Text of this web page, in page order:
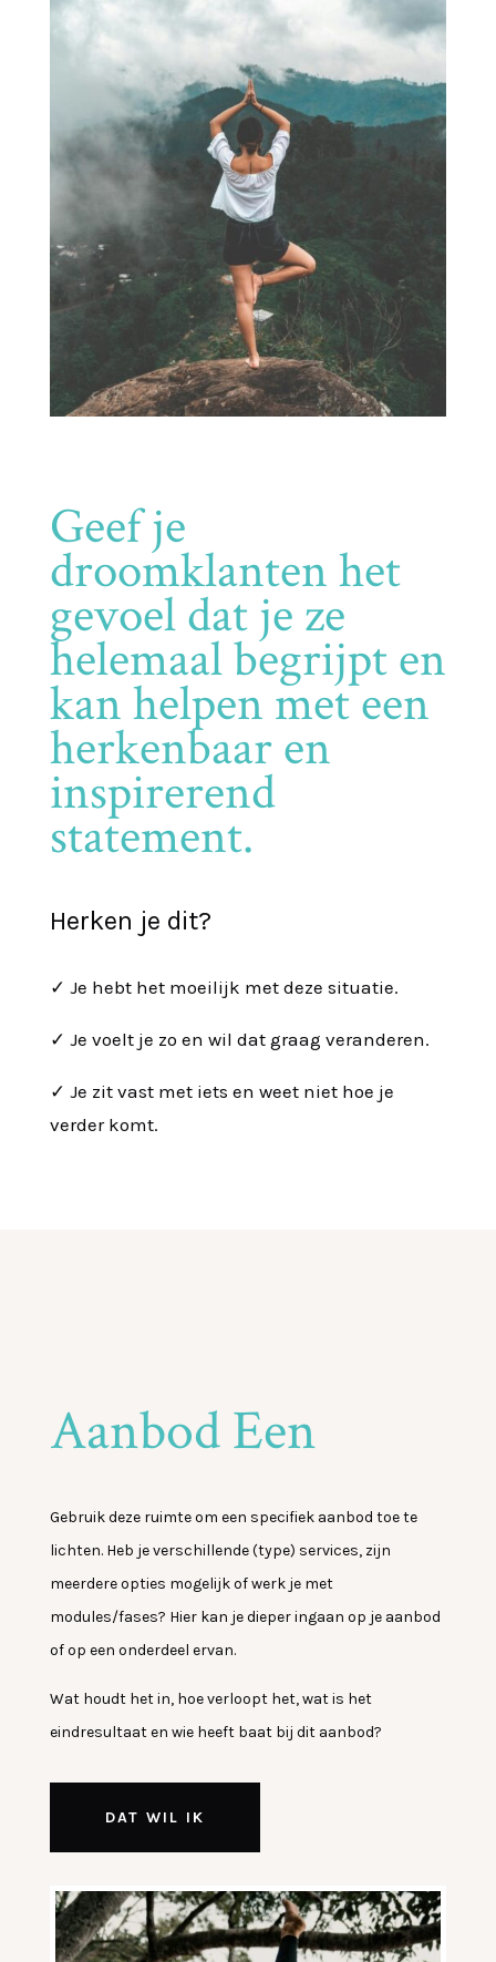
Geef je
droomklanten het
gevoel dat je ze
helemaal begrijpt en
kan helpen met een
herkenbaar en
inspirerend
statement.
Herken je dit?
✓ Je hebt het moeilijk met deze situatie.
✓ Je voelt je zo en wil dat graag veranderen.
✓ Je zit vast met iets en weet niet hoe je
verder komt.
Aanbod Een
Gebruik deze ruimte om een specifiek aanbod toe te
lichten. Heb je verschillende (type) services, zijn
meerdere opties mogelijk of werk je met
modules/fases? Hier kan je dieper ingaan op je aanbod
of op een onderdeel ervan.
Wat houdt het in, hoe verloopt het, wat is het
eindresultaat en wie heeft baat bij dit aanbod?
DAT WIL IK